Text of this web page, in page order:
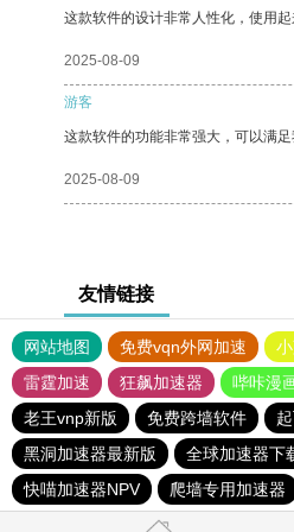
这款软件的设计非常人性化，使用起
2025-08-09
游客
这款软件的功能非常强大，可以满足
2025-08-09
友情链接
网站地图 免费vqn外网加速
雷霆加速
狂飙加速器 哔咔漫
老王vnp新版
免费跨墙软件
黑洞加速器最新版
全球加速器下
快喵加速器NPV
爬墙专用加速器